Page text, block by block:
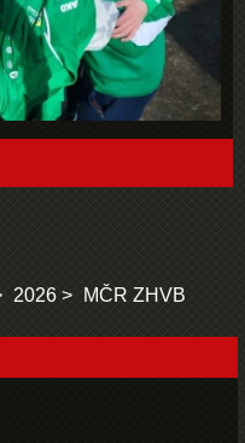
2026
MČR ZHVB